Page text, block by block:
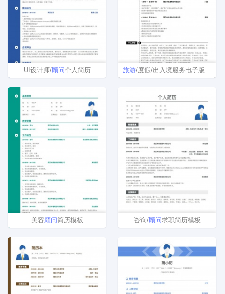
UI设计师/顾问个人简历 旅游/度假/出入境服务电子版免费简历模板
美容顾问简历模板 咨询/顾问求职简历模板